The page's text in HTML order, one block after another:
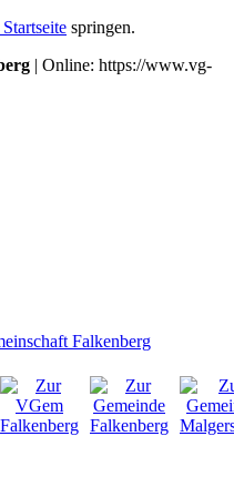
springen.
| Online: https://www.vg-